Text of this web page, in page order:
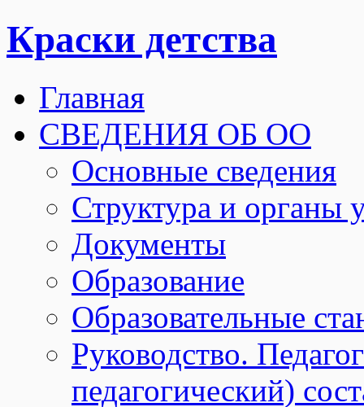
Краски детства
Главная
СВЕДЕНИЯ ОБ ОО
Основные сведения
Структура и органы
Документы
Образование
Образовательные
Руководство.
педагогический)